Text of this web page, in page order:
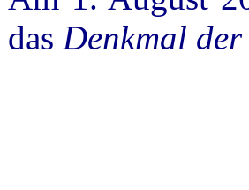
das Denkmal